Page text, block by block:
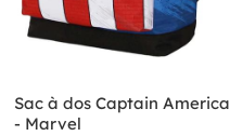
Sac à dos Captain America
- Marvel